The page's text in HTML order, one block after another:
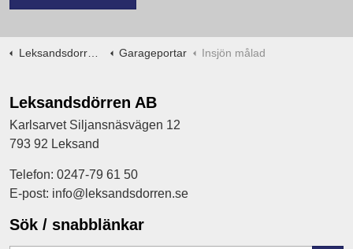
Leksandsdorren.se Garageportar Insjön målad
Leksandsdörren AB
Karlsarvet Siljansnäsvägen 12
793 92 Leksand
Telefon: 0247-79 61 50
E-post: info@leksandsdorren.se
Sök / snabblänkar